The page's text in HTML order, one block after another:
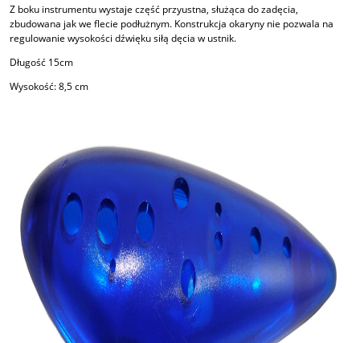
Z boku instrumentu wystaje część przyustna, służąca do zadęcia,
zbudowana jak we flecie podłużnym. Konstrukcja okaryny nie pozwala na
regulowanie wysokości dźwięku siłą dęcia w ustnik.
Długość 15cm
Wysokość: 8,5 cm